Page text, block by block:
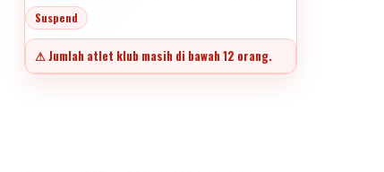
Suspend
⚠ Jumlah atlet klub masih di bawah 12 orang.